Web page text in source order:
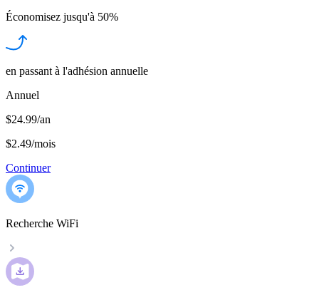
Économisez jusqu'à 50%
en passant à l'adhésion annuelle
Annuel
$24.99/an
$2.49/mois
Continuer
Recherche WiFi